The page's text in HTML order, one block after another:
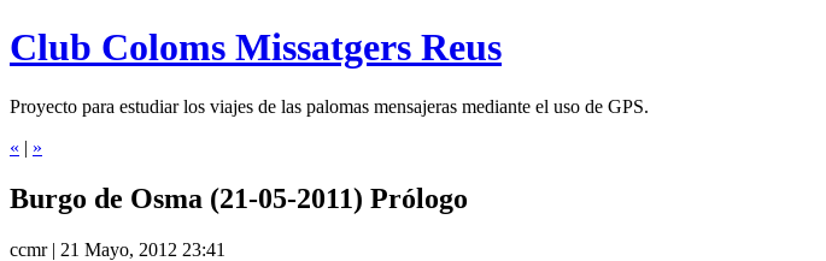
Club Coloms Missatgers Reus
Proyecto para estudiar los viajes de las palomas mensajeras mediante el uso de GPS.
« | »
Burgo de Osma (21-05-2011) Prólogo
ccmr | 21 Mayo, 2012 23:41